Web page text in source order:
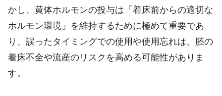
かし、黄体ホルモンの投与は「着床前からの適切な
ホルモン環境」を維持するために極めて重要であ
り、誤ったタイミングでの使用や使用忘れは、胚の
着床不全や流産のリスクを高める可能性がありま
す。